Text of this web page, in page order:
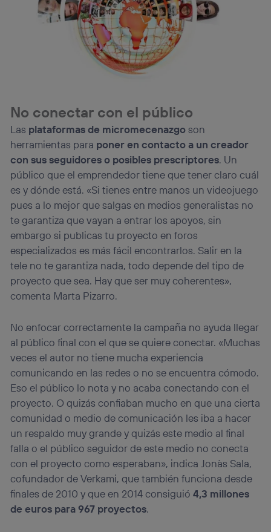
No conectar con el público
Las plataformas de micromecenazgoson
herramientas para poner en contacto a un creador
con sus seguidores o posibles prescriptores. Un
público que el emprendedor tiene que tener claro cuál
es y dónde está. «Si tienes entre manos un videojuego
pues a lo mejor que salgas en medios generalistas no
te garantiza que vayan a entrar los apoyos, sin
embargo si publicas tu proyecto en foros
especializados es más fácil encontrarlos. Salir en la
tele no te garantiza nada, todo depende del tipo de
proyecto que sea. Hay que ser muy coherentes»,
comenta Marta Pizarro.
No enfocar correctamente la campaña no ayuda llegar
al público final con el que se quiere conectar. «Muchas
veces el autor no tiene mucha experiencia
comunicando en las redes o no se encuentra cómodo.
Eso el público lo nota y no acaba conectando con el
proyecto. O quizás confiaban mucho en que una cierta
comunidad o medio de comunicación les iba a hacer
un respaldo muy grande y quizás este medio al final
falla o el público seguidor de este medio no conecta
con el proyecto como esperaban», indica Jonàs Sala,
cofundador de Verkami, que también funciona desde
finales de 2010 y que en 2014 consiguió4,3 millones
de euros para 967 proyectos.